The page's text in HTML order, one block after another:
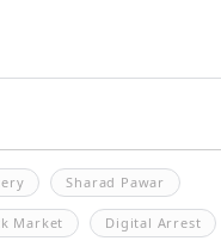
Sharad Pawar
Market Digital Arrest